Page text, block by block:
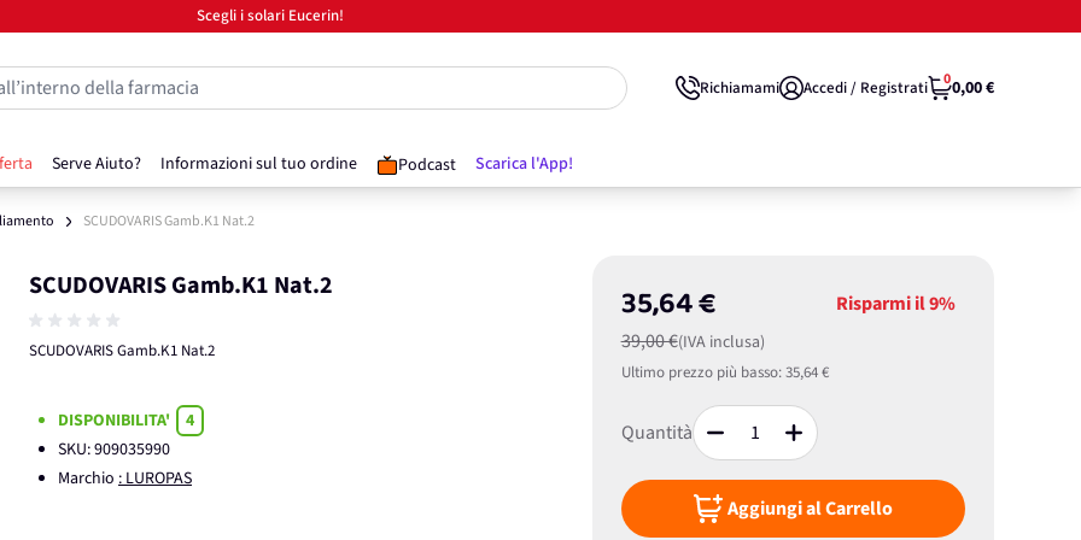
Scegli i solari Eucerin!
Serve Aiuto? Informazioni sul tuo ordine Podcast Scarica l'App!
della farmacia Richiamami Accedi / Registrati 00,00 €
SCUDOVARIS Gamb.K1 Nat.2
SCUDOVARIS Gamb.K1 Nat.2
SCUDOVARIS Gamb.K1 Nat.2
35,64 €
39,00 €(IVA inclusa)
Risparmi il9%
Ultimo prezzo più basso:35,64 €
Quantità
Aggiungi al Carrello
DISPONIBILITA'
4
SKU:909035990
Marchio : LUROPAS